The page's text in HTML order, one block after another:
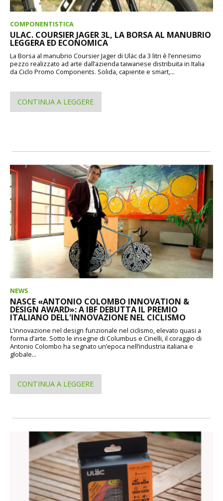
COMPONENTISTICA
ULAC. COURSIER JAGER 3L, LA BORSA AL MANUBRIO
LEGGERA ED ECONOMICA
La Borsa al manubrio Coursier Jager di Uläc da 3 litri è l’ennesimo
pezzo realizzato ad arte dall’azienda taiwanese distribuita in Italia
da Ciclo Promo Components. Solida, capiente e smart,...
CONTINUA A LEGGERE
NEWS
NASCE «ANTONIO COLOMBO INNOVATION &
DESIGN AWARD»: A IBF DEBUTTA IL PREMIO
ITALIANO DELL'INNOVAZIONE NEL CICLISMO
L’innovazione nel design funzionale nel ciclismo, elevato quasi a
forma d’arte. Sotto le insegne di Columbus e Cinelli, il coraggio di
Antonio Colombo ha segnato un’epoca nell’industria italiana e
globale...
CONTINUA A LEGGERE